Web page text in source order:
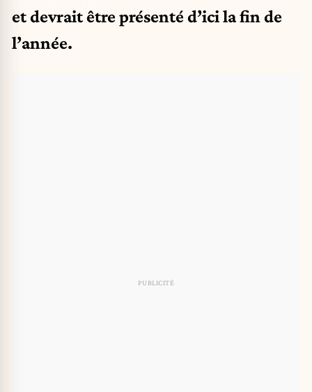
et devrait être présenté d’ici la fin de
l’année.